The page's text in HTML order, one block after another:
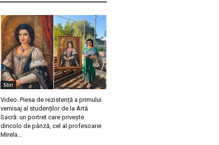
Stiri
Video. Piesa de rezistență a primului
vernisaj al studenților de la Artă
Sacră: un portret care privește
dincolo de pânză, cel al profesoarei
Mirela...